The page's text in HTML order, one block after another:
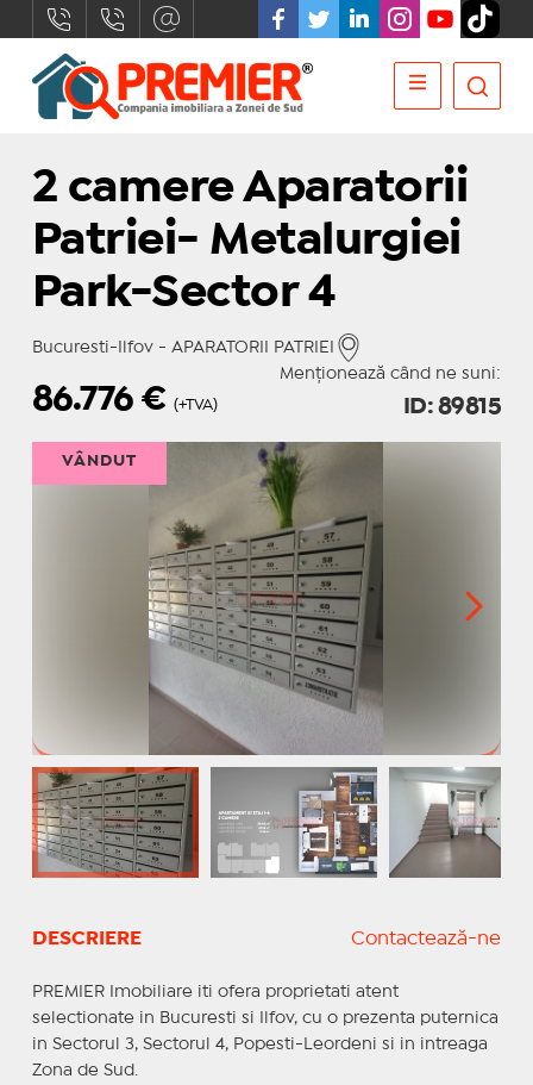
2 camere Aparatorii
Patriei- Metalurgiei
Park-Sector 4
Bucuresti-Ilfov - APARATORII PATRIEI
Menționează când ne suni:
86.776€ (+TVA) ID: 89815
VÂNDUT
DESCRIERE Contactează-ne
PREMIER Imobiliare iti ofera proprietati atent
selectionate in Bucuresti si Ilfov, cu o prezenta puternica
in Sectorul 3, Sectorul 4, Popesti-Leordeni si in intreaga
Zona de Sud.